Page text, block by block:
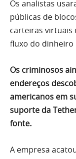
Os analistas
públicas de
carteiras virtuais
fluxo do dinheiro
Os criminosos
endereços
americanos em
suporte da
fonte.
A empresa